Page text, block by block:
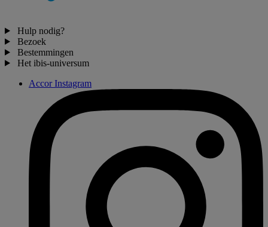
Hulp nodig?
Bezoek
Bestemmingen
Het ibis-universum
Accor Instagram